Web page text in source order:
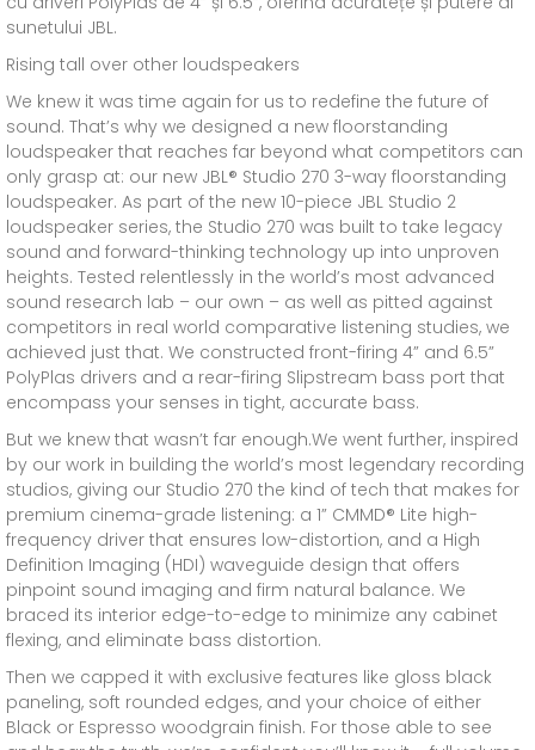
sunetului JBL.
Rising tall over other loudspeakers
We knew it was time again for us to redefine the future of
sound. That’s why we designed a new floorstanding
loudspeaker that reaches far beyond what competitors can
only grasp at: our new JBL® Studio 270 3-way floorstanding
loudspeaker. As part of the new 10-piece JBL Studio 2
loudspeaker series, the Studio 270 was built to take legacy
sound and forward-thinking technology up into unproven
heights. Tested relentlessly in the world’s most advanced
sound research lab – our own – as well as pitted against
competitors in real world comparative listening studies, we
achieved just that. We constructed front-firing 4” and 6.5”
PolyPlas drivers and a rear-firing Slipstream bass port that
encompass your senses in tight, accurate bass.
But we knew that wasn’t far enough.We went further, inspired
by our work in building the world’s most legendary recording
studios, giving our Studio 270 the kind of tech that makes for
premium cinema-grade listening: a 1” CMMD® Lite high-
frequency driver that ensures low-distortion, and a High
Definition Imaging (HDI) waveguide design that offers
pinpoint sound imaging and firm natural balance. We
braced its interior edge-to-edge to minimize any cabinet
flexing, and eliminate bass distortion.
Then we capped it with exclusive features like gloss black
paneling, soft rounded edges, and your choice of either
Black or Espresso woodgrain finish. For those able to see